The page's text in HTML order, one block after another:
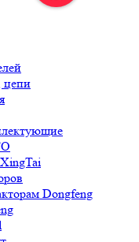
цепи
Dongfeng